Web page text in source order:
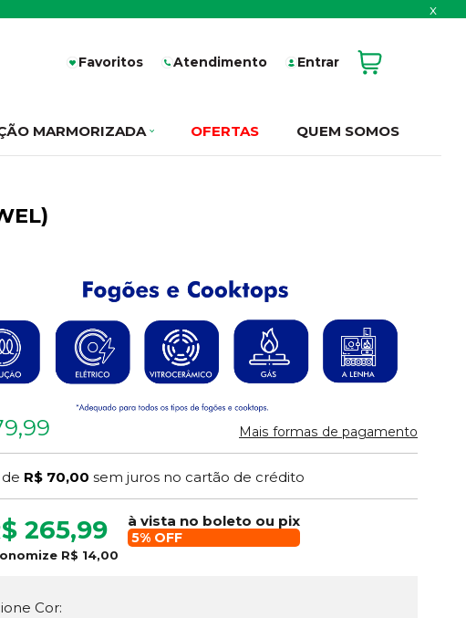
x
Favoritos Atendimento Entrar
MARMORIZADA OFERTAS QUEM SOMOS
Mais formas de pagamento
de R$ 70,00 sem juros no cartão de crédito
265,99 à vista no boleto ou pix
5% OFF
R$ 14,00
Cor: